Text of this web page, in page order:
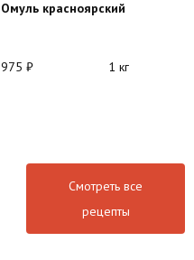
Омуль красноярский
975 ₽ 1 кг
Смотреть все
рецепты